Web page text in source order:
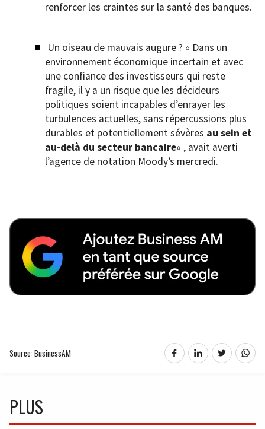
renforcer les craintes sur la santé des banques.
Un oiseau de mauvais augure ? « Dans un
environnement économique incertain et avec
une confiance des investisseurs qui reste
fragile, il y a un risque que les décideurs
politiques soient incapables d’enrayer les
turbulences actuelles, sans répercussions plus
durables et potentiellement sévères au sein et
au-delà du secteur bancaire« , avait averti
l’agence de notation Moody’s mercredi.
Source: BusinessAM
PLUS